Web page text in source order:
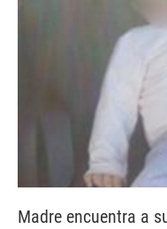
Madre encuentra a